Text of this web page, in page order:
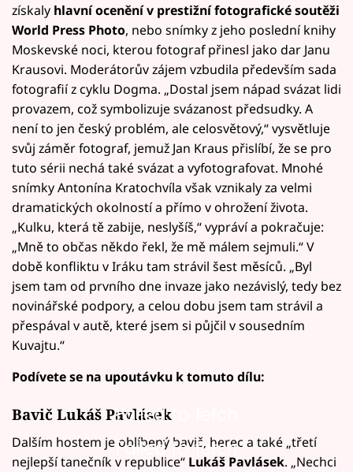
získaly hlavní ocenění v prestižní fotografické soutěži
World Press Photo, nebo snímky z jeho poslední knihy
Moskevské noci, kterou fotograf přinesl jako dar Janu
Krausovi. Moderátorův zájem vzbudila především sada
fotografií z cyklu Dogma. „Dostal jsem nápad svázat lidi
provazem, což symbolizuje svázanost předsudky. A
není to jen český problém, ale celosvětový,“ vysvětluje
svůj záměr fotograf, jemuž Jan Kraus přislíbí, že se pro
tuto sérii nechá také svázat a vyfotografovat. Mnohé
snímky Antonína Kratochvíla však vznikaly za velmi
dramatických okolností a přímo v ohrožení života.
„Kulku, která tě zabije, neslyšíš,“ vypráví a pokračuje:
„Mně to občas někdo řekl, že mě málem sejmuli.“ V
době konfliktu v Iráku tam strávil šest měsíců. „Byl
jsem tam od prvního dne invaze jako nezávislý, tedy bez
novinářské podpory, a celou dobu jsem tam strávil a
přespával v autě, které jsem si půjčil v sousedním
Kuvajtu.“
Podívete se na upoutávku k tomuto dílu:
Failed to fetch
Bavič Lukáš Pavlásek
Failed to fetch
Dalším hostem je oblíbený bavič, herec a také „třetí
nejlepší tanečník v republice“ Lukáš Pavlásek. „Nechci